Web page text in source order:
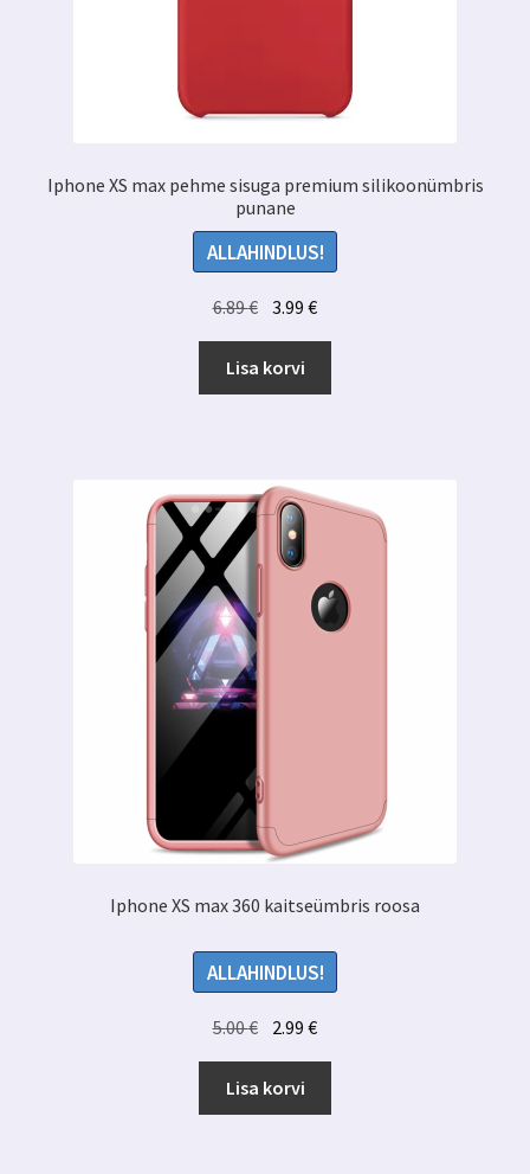
Iphone XS max pehme sisuga premium silikoonümbris
punane
ALLAHINDLUS!
6.89€ Algne
hind
oli:
6.89 €.
3.99€Praegune
hind
3.99 €.
Lisa korvi
Iphone XS max 360 kaitseümbris roosa
ALLAHINDLUS!
5.00€ Algne
hind
oli:
5.00 €.
2.99€Praegune
hind
2.99 €.
Lisa korvi